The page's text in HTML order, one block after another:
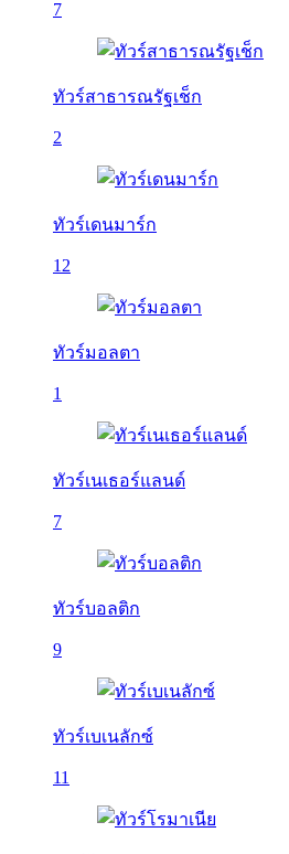
7
ทัวร์สาธารณรัฐเช็ก
2
ทัวร์เดนมาร์ก
12
ทัวร์มอลตา
1
ทัวร์เนเธอร์แลนด์
7
ทัวร์บอลติก
9
ทัวร์เบเนลักซ์
11